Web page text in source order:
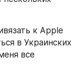
к Apple
в Украинских
все